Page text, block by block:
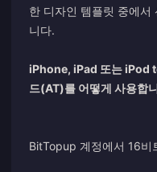
한 디자인 템플릿 중에서
니다.
iPhone, iPad 또는 iPod
드(AT)를 어떻게 사용합
BitTopup 계정에서 16비